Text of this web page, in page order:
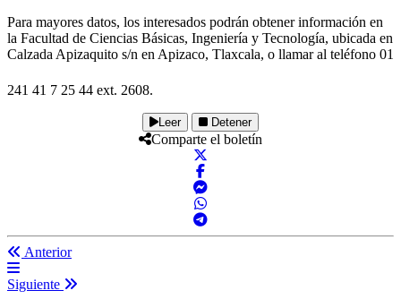
Para mayores datos, los interesados podrán obtener información en
la Facultad de Ciencias Básicas, Ingeniería y Tecnología, ubicada en
Calzada Apizaquito s/n en Apizaco, Tlaxcala, o llamar al teléfono 01
241 41 7 25 44 ext. 2608.
Leer Detener
Comparte el boletín
Anterior
Siguiente